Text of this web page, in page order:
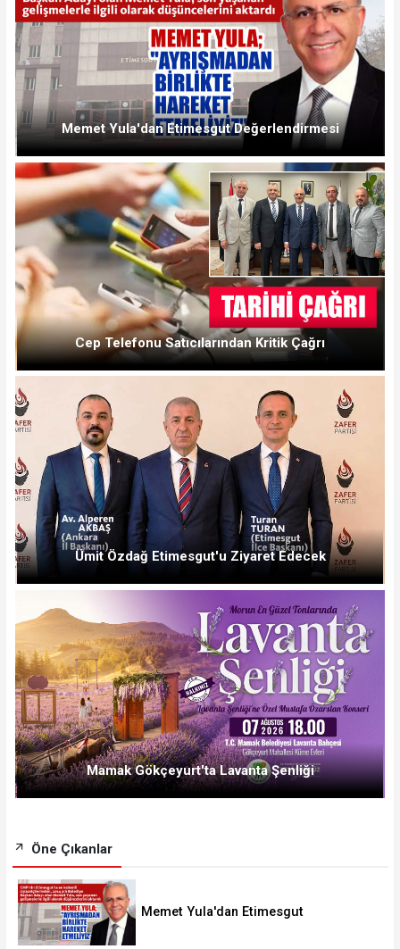
Memet Yula'dan Etimesgut Değerlendirmesi
Cep Telefonu Satıcılarından Kritik Çağrı
Ümit Özdağ Etimesgut'u Ziyaret Edecek
Mamak Gökçeyurt'ta Lavanta Şenliği
Öne Çıkanlar
Memet Yula'dan Etimesgut